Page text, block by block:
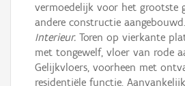
vermoedelijk voor het grootste
andere constructie aangebouwd.
Interieur. Toren op vierkante
met tongewelf, vloer van rode
Gelijkvloers, voorheen met
residentiële functie.